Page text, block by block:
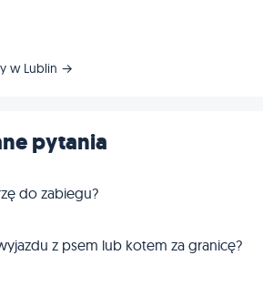
w Lublin →
pytania
do zabiegu?
z psem lub kotem za granicę?